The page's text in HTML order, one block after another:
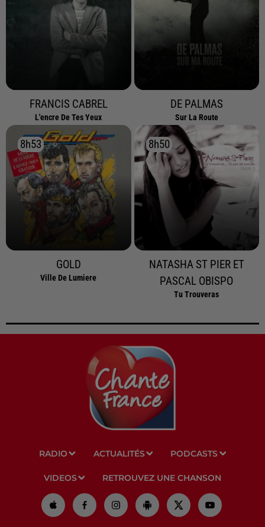
FRANCIS CABREL
L'encre De Tes Yeux
DE PALMAS
Sur La Route
8h53
8h53
GOLD
Ville De Lumiere
8h50
8h50
NATASHA ST PIER ET
PASCAL OBISPO
Tu Trouveras
RADIO ACTUALITÉS PODCASTS
VIDEOS RETROUVEZ UNE CHANSON